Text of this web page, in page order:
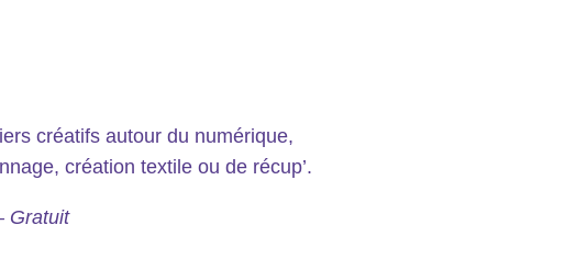
créatifs autour du numérique,
création textile ou de récup’.
Gratuit